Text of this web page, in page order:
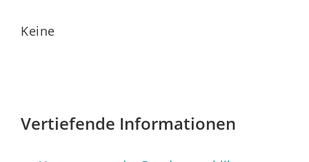
Keine
Vertiefende Informationen